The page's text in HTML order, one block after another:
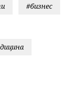
#бизнес